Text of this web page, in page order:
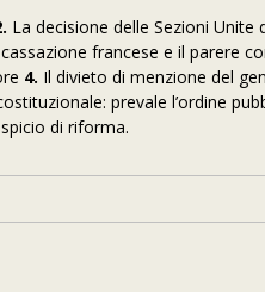
La decisione delle Sezioni Unite
francese e il parere
4. Il divieto di menzione del
prevale l’ordine
di riforma.